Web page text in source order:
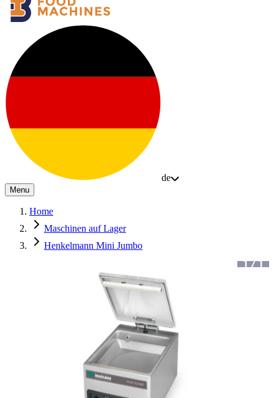
de
Menu
Home
Maschinen auf Lager
Henkelmann Mini Jumbo
1/1